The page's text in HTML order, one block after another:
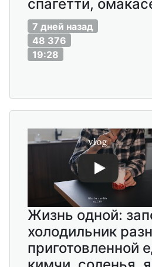
спагетти,
7 дней назад
48 376
19:28
Жизнь одной:
холодильник
приготовленной